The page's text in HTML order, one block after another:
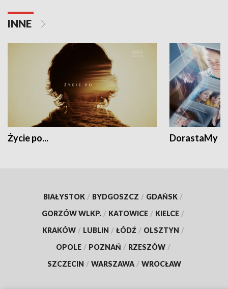
INNE
Życie po... DorastaMy
BIAŁYSTOK / BYDGOSZCZ / GDAŃSK /
GORZÓW WLKP. / KATOWICE / KIELCE /
KRAKÓW / LUBLIN / ŁÓDŹ / OLSZTYN /
OPOLE / POZNAŃ / RZESZÓW /
SZCZECIN / WARSZAWA / WROCŁAW